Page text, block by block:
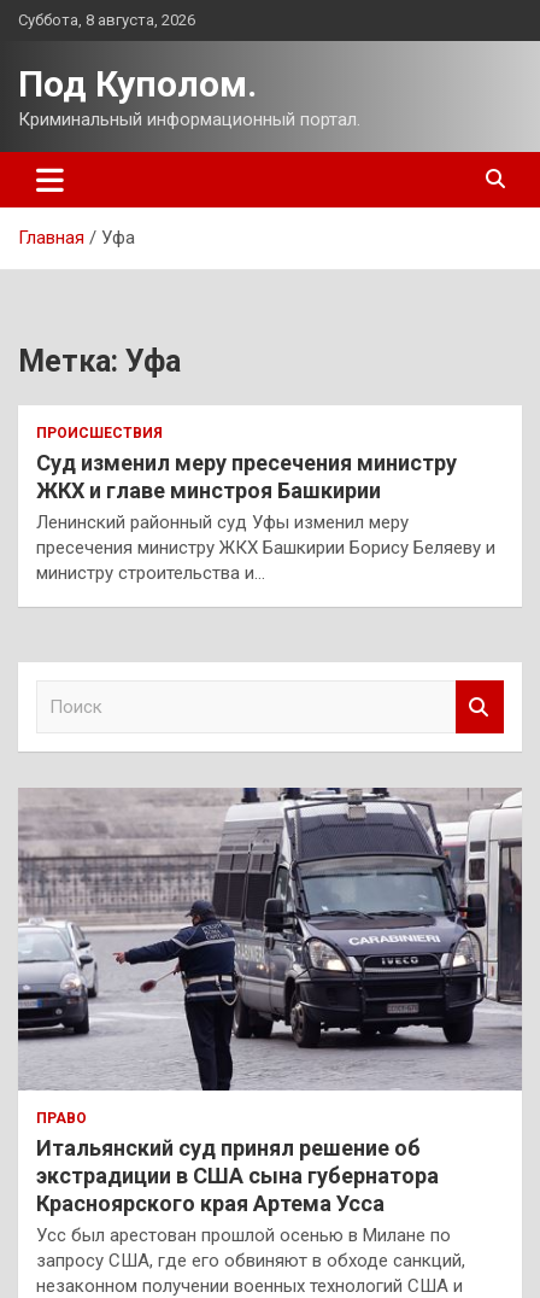
Перейти
Суббота, 8 августа, 2026
Под Куполом.
Криминальный информационный портал.
Главная Уфа
Метка: Уфа
ПРОИСШЕСТВИЯ
Суд изменил меру пресечения министру
ЖКХ и главе минстроя Башкирии
Ленинский районный суд Уфы изменил меру
пресечения министру ЖКХ Башкирии Борису Беляеву и
министру строительства и…
к
ПРАВО
Итальянский суд принял решение об
экстрадиции в США сына губернатора
Красноярского края Артема Усса
Усс был арестован прошлой осенью в Милане по
запросу США, где его обвиняют в обходе санкций,
незаконном получении военных технологий США и